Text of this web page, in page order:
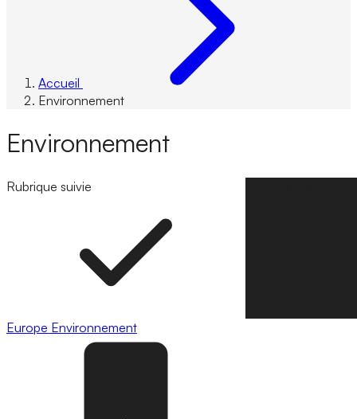
Accueil
Environnement
Environnement
Rubrique suivie
Europe Environnement